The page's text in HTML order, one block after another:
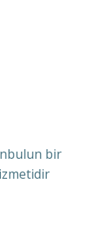
bir